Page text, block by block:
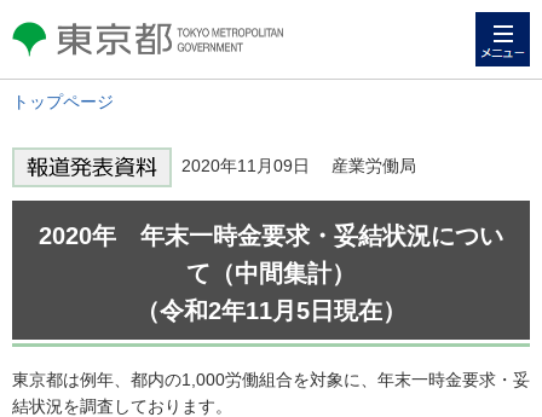
東京都 TOKYO METROPOLITAN
GOVERNMENT
トップページ
2020年11月09日 産業労働局
2020年 年末一時金要求・妥結状況につい
て（中間集計）
（令和2年11月5日現在）
東京都は例年、都内の1,000労働組合を対象に、年末一時金要求・妥
結状況を調査しております。